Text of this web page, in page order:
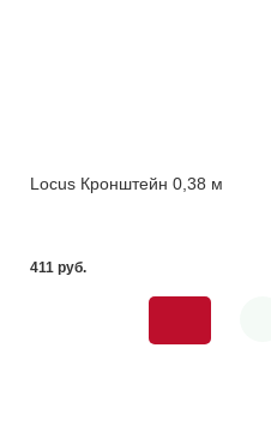
Locus Кронштейн 0,38 м
411 pуб.